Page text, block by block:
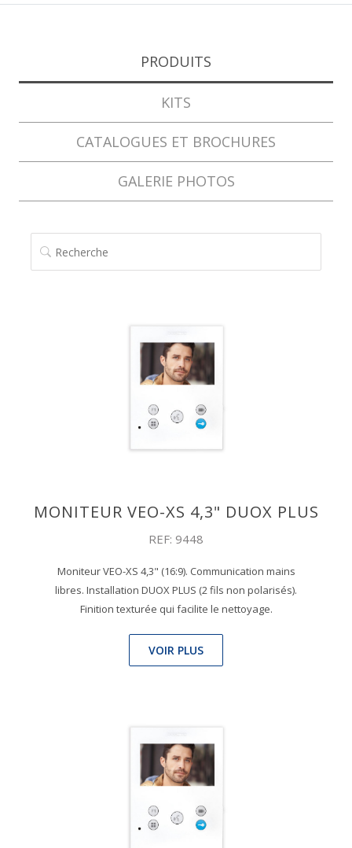
PRODUITS
KITS
CATALOGUES ET BROCHURES
GALERIE PHOTOS
RECHERCHE
MONITEUR VEO-XS 4,3" DUOX PLUS
REF: 9448
Moniteur VEO-XS 4,3" (16:9). Communication mains
libres. Installation DUOX PLUS (2 fils non polarisés).
Finition texturée qui facilite le nettoyage.
VOIR PLUS